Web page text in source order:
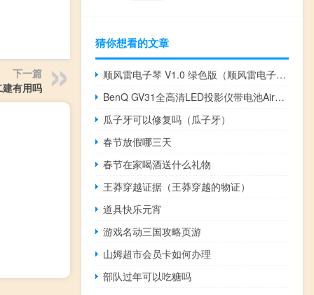
下一篇
有用吗
猜你想看的文章
顺风雷电子琴 V1.0 绿色版（顺风雷电子琴 V1.0 绿色版功能简介）
BenQ GV31全高清LED投影仪带电池AirPlay和AndroidTV
瓜子牙可以修复吗（瓜子牙）
春节放假哪三天
春节在家喝酒送什么礼物
王莽穿越证据（王莽穿越的物证）
道具快乐元宵
游戏名动三国攻略页游
山姆超市会员卡如何办理
部队过年可以吃糖吗